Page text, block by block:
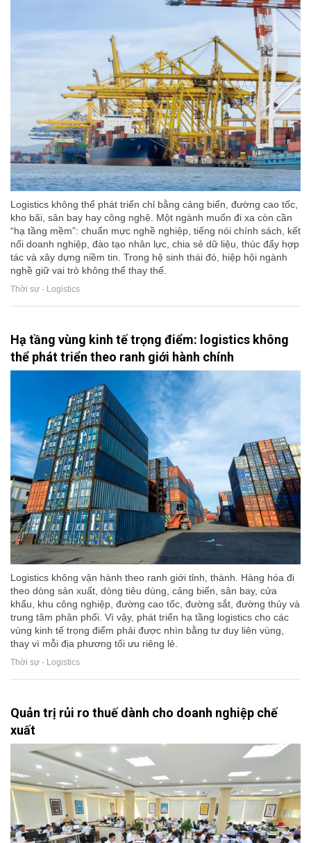
Logistics không thể phát triển chỉ bằng cảng biển, đường cao tốc,
kho bãi, sân bay hay công nghệ. Một ngành muốn đi xa còn cần
“hạ tầng mềm”: chuẩn mực nghề nghiệp, tiếng nói chính sách, kết
nối doanh nghiệp, đào tạo nhân lực, chia sẻ dữ liệu, thúc đẩy hợp
tác và xây dựng niềm tin. Trong hệ sinh thái đó, hiệp hội ngành
nghề giữ vai trò không thể thay thế.
Thời sự - Logistics
Hạ tầng vùng kinh tế trọng điểm: logistics không
thể phát triển theo ranh giới hành chính
Logistics không vận hành theo ranh giới tỉnh, thành. Hàng hóa đi
theo dòng sản xuất, dòng tiêu dùng, cảng biển, sân bay, cửa
khẩu, khu công nghiệp, đường cao tốc, đường sắt, đường thủy và
trung tâm phân phối. Vì vậy, phát triển hạ tầng logistics cho các
vùng kinh tế trọng điểm phải được nhìn bằng tư duy liên vùng,
thay vì mỗi địa phương tối ưu riêng lẻ.
Thời sự - Logistics
Quản trị rủi ro thuế dành cho doanh nghiệp chế
xuất